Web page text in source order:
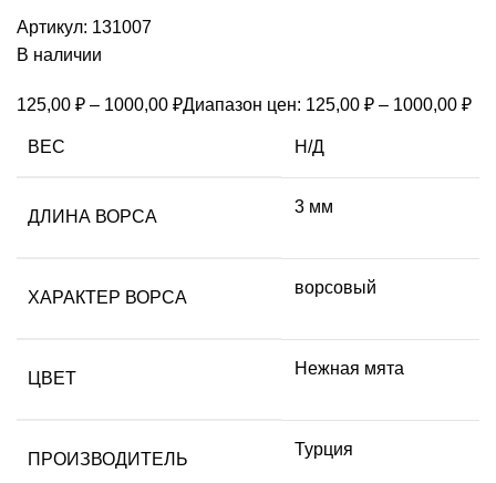
Артикул: 131007
В наличии
125,00 ₽ – 1000,00 ₽Диапазон цен: 125,00 ₽ – 1000,00 ₽
ВЕС Н/Д
ДЛИНА ВОРСА
3 мм
ХАРАКТЕР ВОРСА
ворсовый
ЦВЕТ
Нежная мята
ПРОИЗВОДИТЕЛЬ
Турция